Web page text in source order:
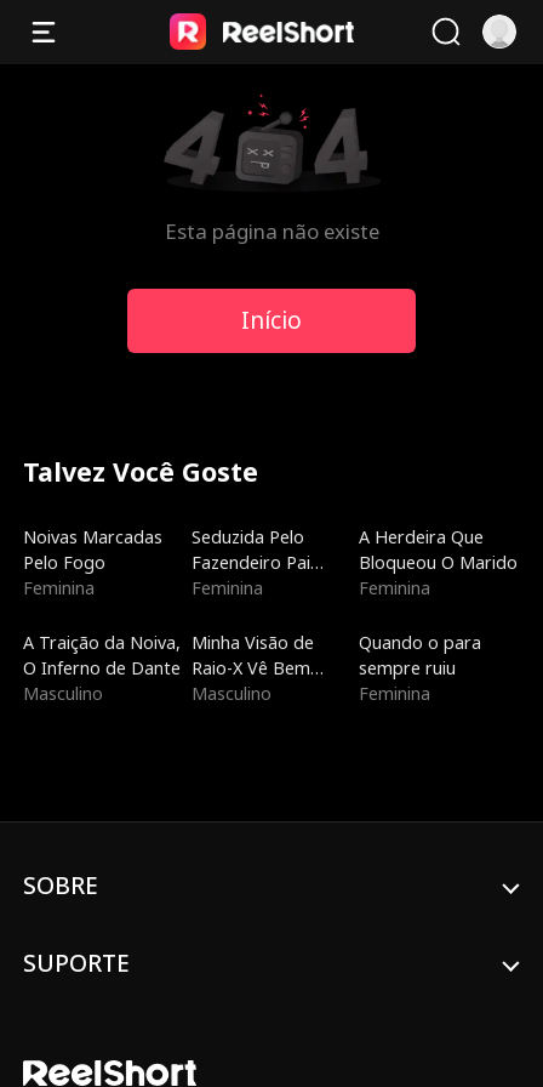
Esta página não existe
Início
Talvez Você Goste
Noivas Marcadas
Pelo Fogo
Feminina
Seduzida Pelo
Fazendeiro Pai
Solteiro
Feminina
A Herdeira Que
Bloqueou O Marido
Feminina
A Traição da Noiva,
O Inferno de Dante
Masculino
Minha Visão de
Raio-X Vê Bem
Através de Você
Masculino
Quando o para
sempre ruiu
Feminina
SOBRE
SUPORTE